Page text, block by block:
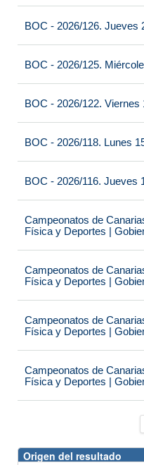
BOC - 2026/126. Jueves
BOC - 2026/125.
BOC - 2026/122. Viernes
BOC - 2026/118. Lunes
BOC - 2026/116. Jueves
Campeonatos de
Física y Deportes |
Campeonatos de
Física y Deportes |
Campeonatos de
Física y Deportes |
Campeonatos de
Física y Deportes |
Origen del resultado